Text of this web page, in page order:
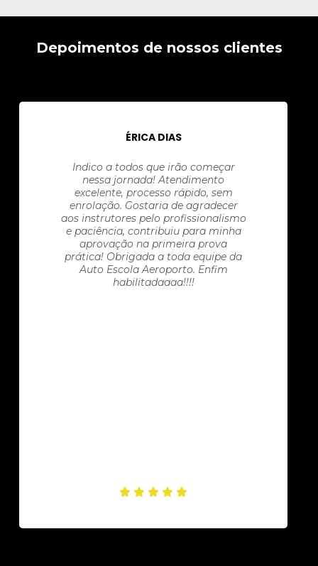
Depoimentos de nossos clientes
ÉRICA DIAS
Indico a todos que irão começar
nessa jornada! Atendimento
excelente, processo rápido, sem
enrolação. Gostaria de agradecer
aos instrutores pelo profissionalismo
e paciência, contribuiu para minha
aprovação na primeira prova
prática! Obrigada a toda equipe da
Auto Escola Aeroporto. Enfim
habilitadaaaa!!!!